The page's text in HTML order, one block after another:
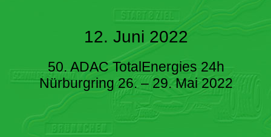
12. Juni 2022
50. ADAC TotalEnergies 24h
Nürburgring 26. – 29. Mai 2022